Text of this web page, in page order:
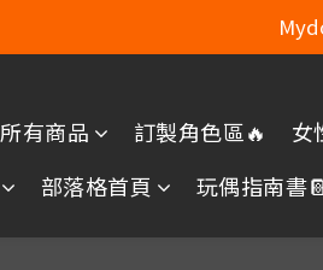
Line：
Line：
所有商品 訂製角色區🔥 女
部落格首頁 玩偶指南書📔